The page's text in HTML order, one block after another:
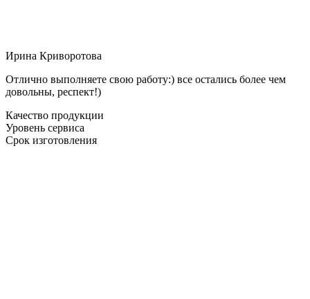
Ирина Криворотова
Отлично выполняете свою работу:) все остались более чем
довольны, респект!)
Качество продукции
Уровень сервиса
Срок изготовления